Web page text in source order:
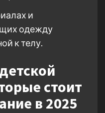
и
одежду
к телу.
стоит
в 2025